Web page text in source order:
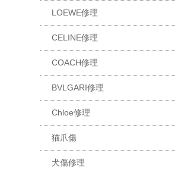
LOEWE修理
CELINE修理
COACH修理
BVLGARI修理
Chloe修理
猫爪傷
犬傷修理